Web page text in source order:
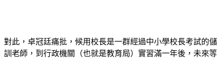
對此，卓冠廷痛批，候用校長是一群經過中小學校長考試的儲